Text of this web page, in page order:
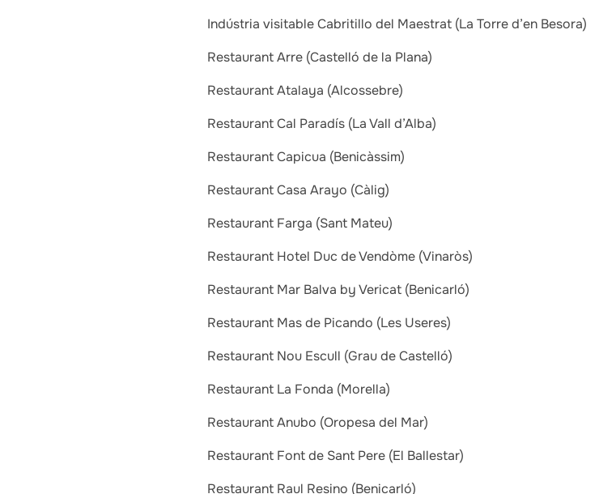
Indústria visitable Cabritillo del Maestrat (La Torre d’en Besora)
Restaurant Arre (Castelló de la Plana)
Restaurant Atalaya (Alcossebre)
Restaurant Cal Paradís (La Vall d’Alba)
Restaurant Capicua (Benicàssim)
Restaurant Casa Arayo (Càlig)
Restaurant Farga (Sant Mateu)
Restaurant Hotel Duc de Vendòme (Vinaròs)
Restaurant Mar Balva by Vericat (Benicarló)
Restaurant Mas de Picando (Les Useres)
Restaurant Nou Escull (Grau de Castelló)
Restaurant La Fonda (Morella)
Restaurant Anubo (Oropesa del Mar)
Restaurant Font de Sant Pere (El Ballestar)
Restaurant Raul Resino (Benicarló)